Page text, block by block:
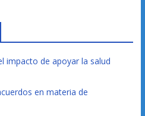
impacto de apoyar la salud
en materia de